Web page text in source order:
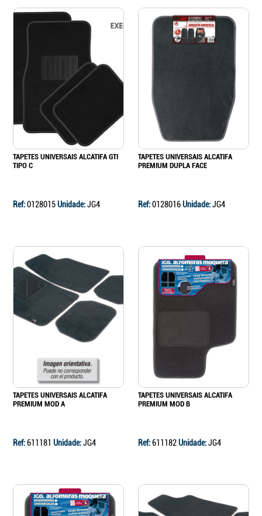
TAPETES UNIVERSAIS ALCATIFA GTI
TIPO C
Ref:0128015Unidade:JG4
TAPETES UNIVERSAIS ALCATIFA
PREMIUM DUPLA FACE
Ref:0128016Unidade:JG4
TAPETES UNIVERSAIS ALCATIFA
PREMIUM MOD A
Ref:611181 Unidade:JG4
TAPETES UNIVERSAIS ALCATIFA
PREMIUM MOD B
Ref:611182Unidade:JG4